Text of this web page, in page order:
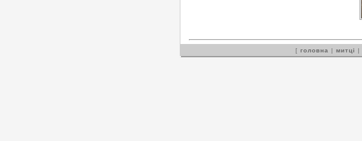
[ головна | митці |